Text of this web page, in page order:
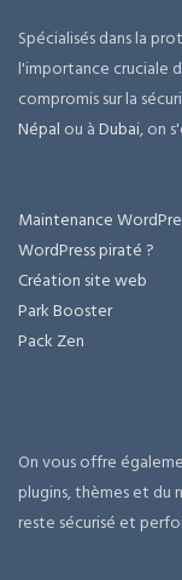
Spécialisés dans la
l'importance cruciale
compromis sur la
Népal ou àDubai, on
Maintenance
WordPress piraté ?
Création site web
Park Booster
Pack Zen
On vous offre
plugins, thèmes et du
reste sécurisé et